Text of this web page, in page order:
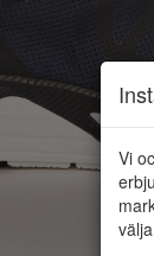
Vi